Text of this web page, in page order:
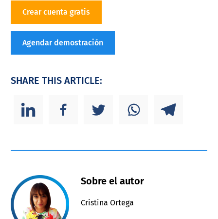
Crear cuenta gratis
Agendar demostración
SHARE THIS ARTICLE:
Sobre el autor
Cristina Ortega